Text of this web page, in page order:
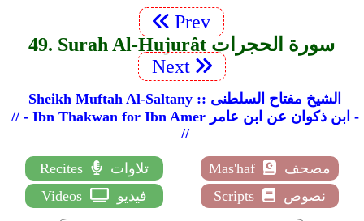
Prev
49. Surah Al-Hujurât سورة الحجرات
Next
Sheikh Muftah Al-Saltany :: الشيخ مفتاح السلطنى
// - Ibn Thakwan for Ibn Amer ابن ذكوان عن ابن عامر -
//
Recites تلاوات Mas'haf
مصحف
Videos
فيديو Scripts نصوص